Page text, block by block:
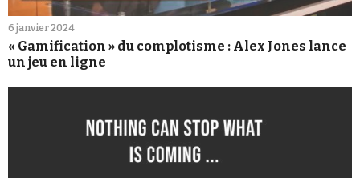
6 janvier 2024
« Gamification » du complotisme : Alex Jones lance
un jeu en ligne